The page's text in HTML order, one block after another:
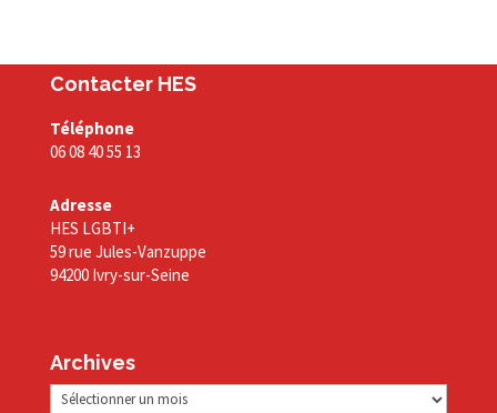
Contacter HES
Téléphone
06 08 40 55 13
Adresse
HES LGBTI+
59 rue Jules-Vanzuppe
94200 Ivry-sur-Seine
Archives
Archives